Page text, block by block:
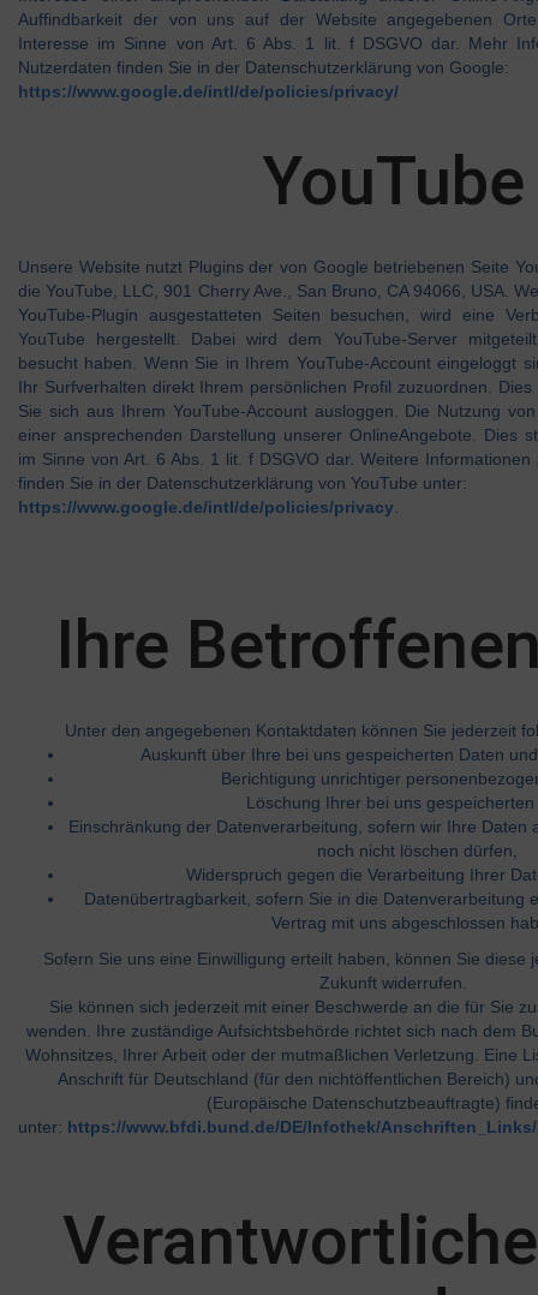
Auffindbarkeit der von uns auf der Website angegebenen
Interesse im Sinne von Art. 6 Abs. 1 lit. f DSGVO dar. Mehr
Nutzerdaten finden Sie in der Datenschutzerklärung von Google:
https://www.google.de/intl/de/policies/privacy/
YouTube
Unsere Website nutzt Plugins der von Google betriebenen Seite
die YouTube, LLC, 901 Cherry Ave., San Bruno, CA 94066, USA.
YouTube-Plugin ausgestatteten Seiten besuchen, wird eine
YouTube hergestellt. Dabei wird dem YouTube-Server
besucht haben. Wenn Sie in Ihrem YouTube-Account eingeloggt
Ihr Surfverhalten direkt Ihrem persönlichen Profil zuzuordnen.
Sie sich aus Ihrem YouTube-Account ausloggen. Die Nutzung
einer ansprechenden Darstellung unserer OnlineAngebote. Dies
im Sinne von Art. 6 Abs. 1 lit. f DSGVO dar. Weitere
finden Sie in der Datenschutzerklärung von YouTube unter:
https://www.google.de/intl/de/policies/privacy
Ihre
Unter den angegebenen Kontaktdaten können Sie jederzeit
Auskunft über Ihre bei uns gespeicherten Daten
Berichtigung unrichtiger
Löschung Ihrer bei uns gespeicherten
Einschränkung der Datenverarbeitung, sofern wir Ihre Daten
noch nicht löschen dürfen,
Widerspruch gegen die Verarbeitung Ihrer
Datenübertragbarkeit, sofern Sie in die Datenverarbeitung
Vertrag mit uns abgeschlossen
Sofern Sie uns eine Einwilligung erteilt haben, können Sie diese
Zukunft widerrufen.
Sie können sich jederzeit mit einer Beschwerde an die für Sie
wenden. Ihre zuständige Aufsichtsbehörde richtet sich nach dem
Wohnsitzes, Ihrer Arbeit oder der mutmaßlichen Verletzung. Eine
Anschrift für Deutschland (für den nichtöffentlichen Bereich)
(Europäische Datenschutzbeauftragte)
unter: https://www.bfdi.bund.de/DE/Infothek/